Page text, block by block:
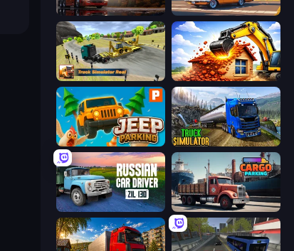
Truck Simulator: European Roads Drift Parking
Truck Simulator Real City Constructor
Jeep Parking 3D Truck Driving Simulator Game
Russian Car Driver ZIL 130 Cargo Truck Parking